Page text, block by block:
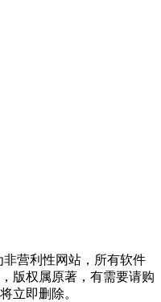
非营利性网站，所有软件
版权属原著，有需要请购
立即删除。